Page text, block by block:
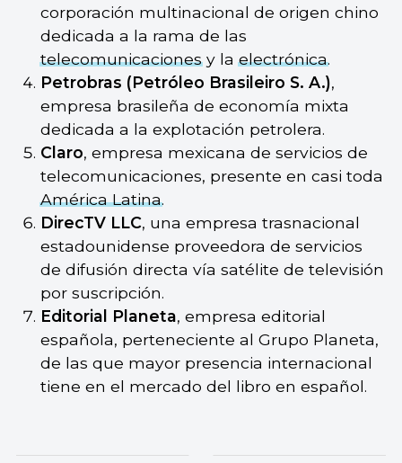
corporación multinacional de origen chino
dedicada a la rama de las
telecomunicacionesy laelectrónica.
Petrobras (Petróleo Brasileiro S. A.),
empresa brasileña de economía mixta
dedicada a la explotación petrolera.
Claro, empresa mexicana de servicios de
telecomunicaciones, presente en casi toda
América Latina.
DirecTV LLC, una empresa trasnacional
estadounidense proveedora de servicios
de difusión directa vía satélite de televisión
por suscripción.
Editorial Planeta, empresa editorial
española, perteneciente al Grupo Planeta,
de las que mayor presencia internacional
tiene en el mercado del libro en español.